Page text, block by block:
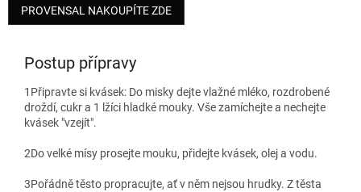
PROVENSAL NAKOUPÍTE ZDE
Postup přípravy
1 Připravte si kvásek: Do misky dejte vlažné mléko, rozdrobené
droždí, cukr a 1 lžíci hladké mouky. Vše zamíchejte a nechejte
kvásek "vzejít".
2Do velké mísy prosejte mouku, přidejte kvásek, olej a vodu.
3Pořádně těsto propracujte, ať v něm nejsou hrudky. Z těsta